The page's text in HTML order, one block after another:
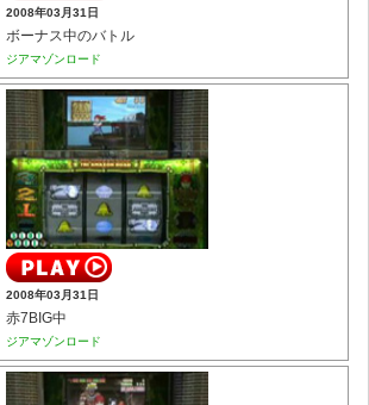
2008年03月31日
ボーナス中のバトル
ジアマゾンロード
2008年03月31日
赤7BIG中
ジアマゾンロード